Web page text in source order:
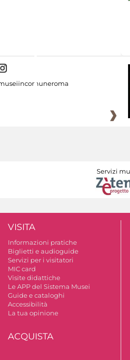
Servizi
VISITA
Informazioni pratiche
Biglietti e audioguide
Servizi per i visitatori
MIC card
Visite didattiche
Le APP del Sistema Musei
Guide e cataloghi
Accessibilità
La tua opinione
ACQUISTA